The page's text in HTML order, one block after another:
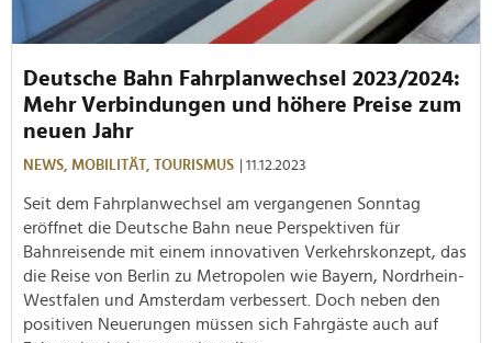
Deutsche Bahn Fahrplanwechsel 2023/2024:
Mehr Verbindungen und höhere Preise zum
neuen Jahr
NEWS, MOBILITÄT, TOURISMUS | 11.12.2023
Seit dem Fahrplanwechsel am vergangenen Sonntag
eröffnet die Deutsche Bahn neue Perspektiven für
Bahnreisende mit einem innovativen Verkehrskonzept, das
die Reise von Berlin zu Metropolen wie Bayern, Nordrhein-
Westfalen und Amsterdam verbessert. Doch neben den
positiven Neuerungen müssen sich Fahrgäste auch auf